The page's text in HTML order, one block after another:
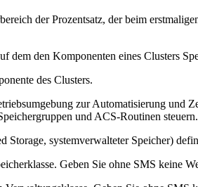
der Prozentsatz, der beim
dem den Komponenten eines Clusters
des Clusters.
zur Automatisierung
und ACS-Routinen steuern.
systemverwalteter Speicher)
Geben Sie ohne SMS keine